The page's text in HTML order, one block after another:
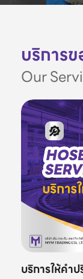
บริการข
Our
บริการให้คำ